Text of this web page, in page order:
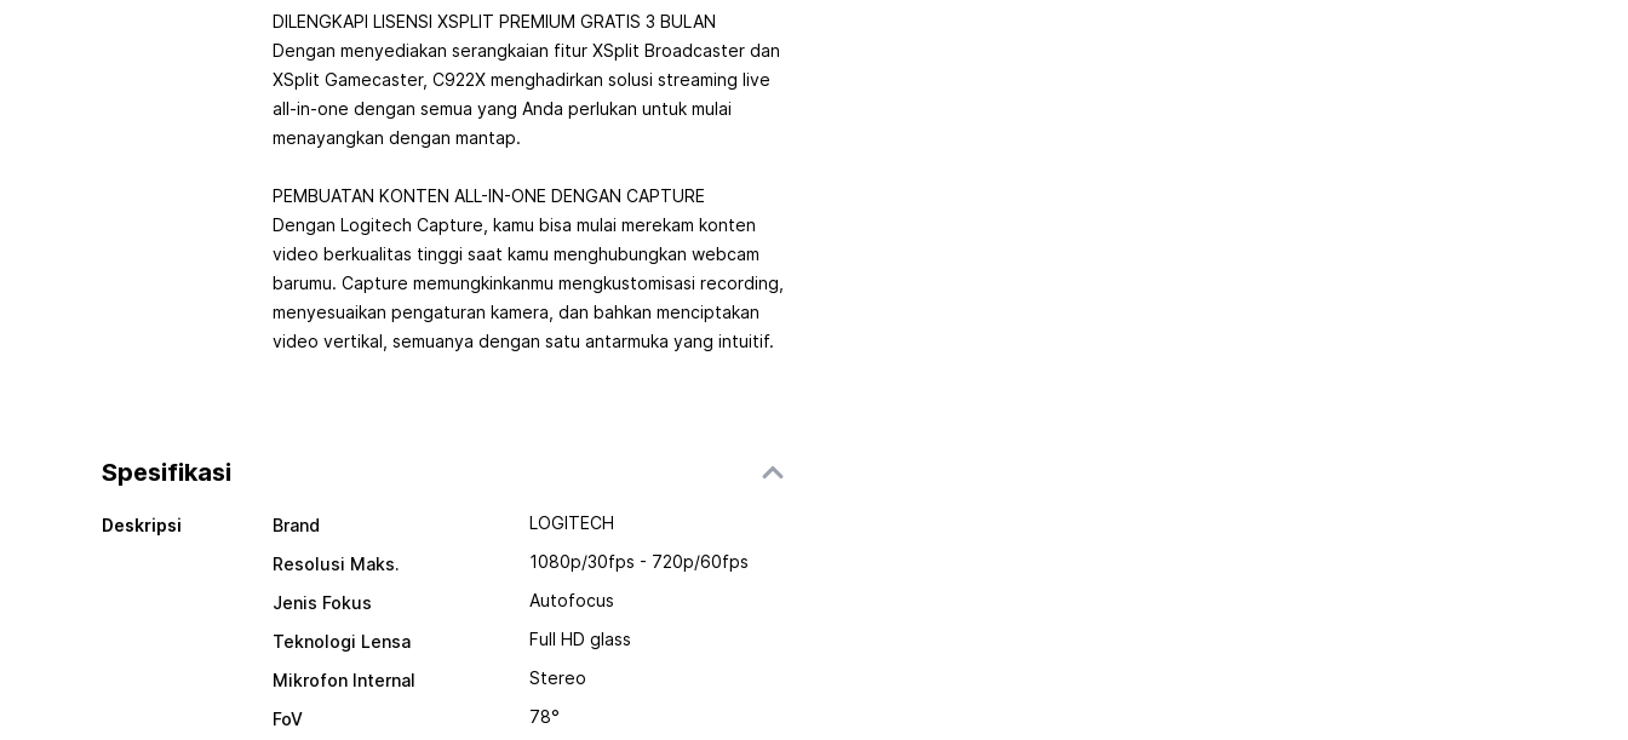
DILENGKAPI LISENSI XSPLIT PREMIUM GRATIS 3 BULAN
Dengan menyediakan serangkaian fitur XSplit Broadcaster dan
XSplit Gamecaster, C922X menghadirkan solusi streaming live
all-in-one dengan semua yang Anda perlukan untuk mulai
menayangkan dengan mantap.
PEMBUATAN KONTEN ALL-IN-ONE DENGAN CAPTURE
Dengan Logitech Capture, kamu bisa mulai merekam konten
video berkualitas tinggi saat kamu menghubungkan webcam
barumu. Capture memungkinkanmu mengkustomisasi recording,
menyesuaikan pengaturan kamera, dan bahkan menciptakan
video vertikal, semuanya dengan satu antarmuka yang intuitif.
Spesifikasi
Deskripsi Brand
LOGITECH
Resolusi Maks.
1080p/30fps - 720p/60fps
Jenis Fokus
Autofocus
Teknologi Lensa
Full HD glass
Mikrofon Internal
Stereo
FoV
78°